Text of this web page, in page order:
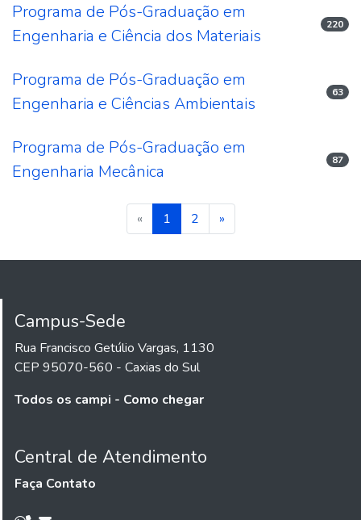
Programa de Pós-Graduação em
Engenharia e Ciência dos Materiais
220
Programa de Pós-Graduação em
Engenharia e Ciências Ambientais
63
Programa de Pós-Graduação em
Engenharia Mecânica
87
« 1(current)
2 »
Campus-Sede
Rua Francisco Getúlio Vargas, 1130
CEP 95070-560 - Caxias do Sul
Todos os campi - Como chegar
Central de Atendimento
Faça Contato